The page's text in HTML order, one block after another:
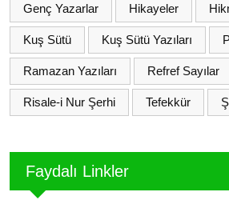
Genç Yazarlar Hikayeler
Kuş Sütü Kuş Sütü Yazıları
Ramazan Yazıları Refref Sayılar
Risale-i Nur Şerhi Tefekkür
Faydalı Linkler